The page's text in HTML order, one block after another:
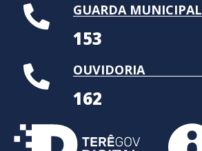
GUARDA MUNICIPAL
153
OUVIDORIA
162